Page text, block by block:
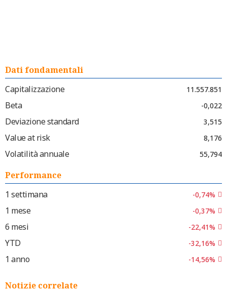
Dati fondamentali
Capitalizzazione
11.557.851
Beta -0,022
Deviazione standard 3,515
Value at risk 8,176
Volatilità annuale 55,794
Performance
1 settimana
-0,74%
1 mese -0,37%
6 mesi -22,41%
YTD -32,16%
1 anno -14,56%
Notizie correlate